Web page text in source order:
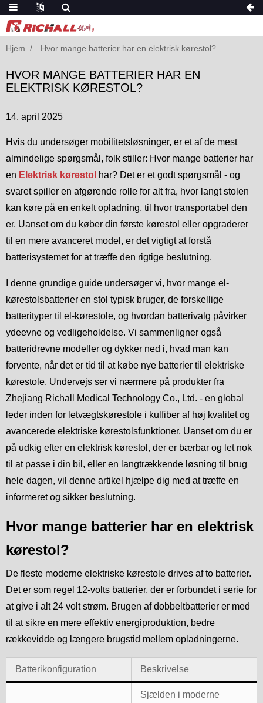
Hjem Hvor mange batterier har en elektrisk kørestol?
HVOR MANGE BATTERIER HAR EN
ELEKTRISK KØRESTOL?
14. april 2025
Hvis du undersøger mobilitetsløsninger, er et af de mest
almindelige spørgsmål, folk stiller: Hvor mange batterier har
en Elektrisk kørestol har? Det er et godt spørgsmål - og
svaret spiller en afgørende rolle for alt fra, hvor langt stolen
kan køre på en enkelt opladning, til hvor transportabel den
er. Uanset om du køber din første kørestol eller opgraderer
til en mere avanceret model, er det vigtigt at forstå
batterisystemet for at træffe den rigtige beslutning.
I denne grundige guide undersøger vi, hvor mange el-
kørestolsbatterier en stol typisk bruger, de forskellige
batterityper til el-kørestole, og hvordan batterivalg påvirker
ydeevne og vedligeholdelse. Vi sammenligner også
batteridrevne modeller og dykker ned i, hvad man kan
forvente, når det er tid til at købe nye batterier til elektriske
kørestole. Undervejs ser vi nærmere på produkter fra
Zhejiang Richall Medical Technology Co., Ltd. - en global
leder inden for letvægtskørestole i kulfiber af høj kvalitet og
avancerede elektriske kørestolsfunktioner. Uanset om du er
på udkig efter en elektrisk kørestol, der er bærbar og let nok
til at passe i din bil, eller en langtrækkende løsning til brug
hele dagen, vil denne artikel hjælpe dig med at træffe en
informeret og sikker beslutning.
Hvor mange batterier har en elektrisk
kørestol?
De fleste moderne elektriske kørestole drives af to batterier.
Det er som regel 12-volts batterier, der er forbundet i serie for
at give i alt 24 volt strøm. Brugen af dobbeltbatterier er med
til at sikre en mere effektiv energiproduktion, bedre
rækkevidde og længere brugstid mellem opladningerne.
Batterikonfiguration Beskrivelse
Sjælden i moderne